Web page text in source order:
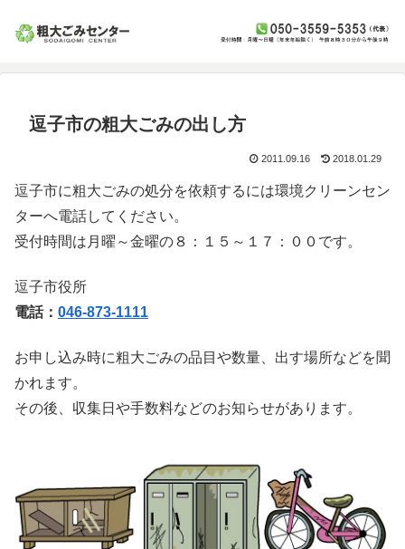
逗子市の粗大ごみの出し方
2011.09.16 2018.01.29
逗子市に粗大ごみの処分を依頼するには環境クリーンセン
ターへ電話してください。
受付時間は月曜～金曜の８：１５～１７：００です。
逗子市役所
電話： 046-873-1111
お申し込み時に粗大ごみの品目や数量、出す場所などを聞
かれます。
その後、収集日や手数料などのお知らせがあります。